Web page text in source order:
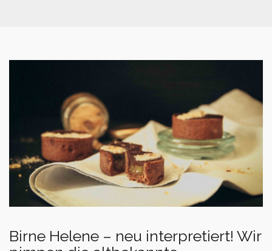
Birne Helene – neu interpretiert! Wir